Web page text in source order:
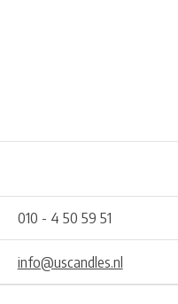
010 - 4 50 59 51
info@uscandles.nl